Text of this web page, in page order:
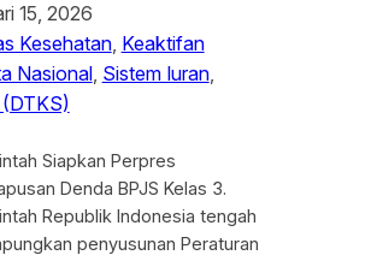
15, 2026
Kesehatan, Keaktifan
Nasional, Sistem Iuran
Siapkan Perpres
Denda BPJS Kelas 3.
Republik Indonesia tengah
penyusunan Peraturan